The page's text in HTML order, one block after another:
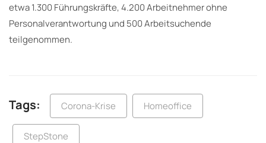
etwa 1.300 Führungskräfte, 4.200 Arbeitnehmer ohne
Personalverantwortung und 500 Arbeitsuchende
teilgenommen.
Tags: Corona-Krise Homeoffice
StepStone